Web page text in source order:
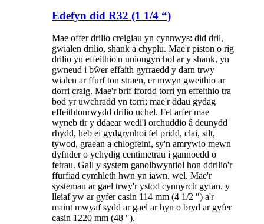
Edefyn did R32 (1 1/4 “)
Mae offer drilio creigiau yn cynnwys: did dril,
gwialen drilio, shank a chyplu. Mae'r piston o rig
drilio yn effeithio'n uniongyrchol ar y shank, yn
gwneud i bŵer effaith gyrraedd y darn trwy
wialen ar ffurf ton straen, er mwyn gweithio ar
dorri craig. Mae'r brif ffordd torri yn effeithio tra
bod yr uwchradd yn torri; mae'r ddau gydag
effeithlonrwydd drilio uchel. Fel arfer mae
wyneb tir y ddaear wedi'i orchuddio â deunydd
rhydd, heb ei gydgrynhoi fel pridd, clai, silt,
tywod, graean a chlogfeini, sy'n amrywio mewn
dyfnder o ychydig centimetrau i gannoedd o
fetrau. Gall y system ganolbwyntiol hon ddrilio'r
ffurfiad cymhleth hwn yn iawn. wel. Mae'r
systemau ar gael trwy'r ystod cynnyrch gyfan, y
lleiaf yw ar gyfer casin 114 mm (4 1/2 ″) a'r
maint mwyaf sydd ar gael ar hyn o bryd ar gyfer
casin 1220 mm (48 ″).